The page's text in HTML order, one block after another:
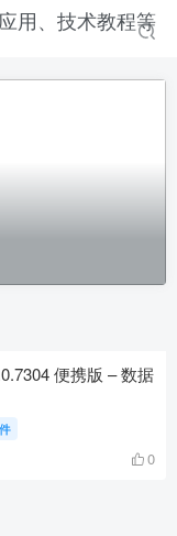
便携版 – 数据
0